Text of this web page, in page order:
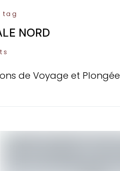
tag
NORD
de Voyage et Plongée